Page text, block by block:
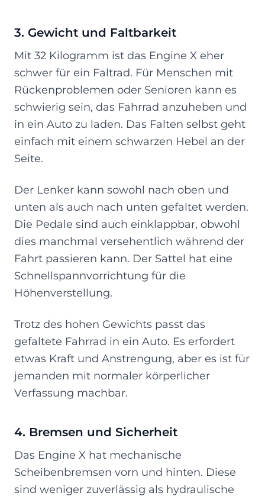
3. Gewicht und Faltbarkeit
Mit 32 Kilogramm ist das Engine X eher
schwer für ein Faltrad. Für Menschen mit
Rückenproblemen oder Senioren kann es
schwierig sein, das Fahrrad anzuheben und
in ein Auto zu laden. Das Falten selbst geht
einfach mit einem schwarzen Hebel an der
Seite.
Der Lenker kann sowohl nach oben und
unten als auch nach unten gefaltet werden.
Die Pedale sind auch einklappbar, obwohl
dies manchmal versehentlich während der
Fahrt passieren kann. Der Sattel hat eine
Schnellspannvorrichtung für die
Höhenverstellung.
Trotz des hohen Gewichts passt das
gefaltete Fahrrad in ein Auto. Es erfordert
etwas Kraft und Anstrengung, aber es ist für
jemanden mit normaler körperlicher
Verfassung machbar.
4. Bremsen und Sicherheit
Das Engine X hat mechanische
Scheibenbremsen vorn und hinten. Diese
sind weniger zuverlässig als hydraulische